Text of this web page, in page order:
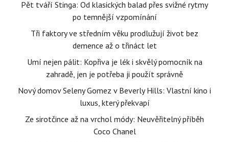
Pět tváří Stinga: Od klasických balad přes svižné rytmy
po temnější vzpomínání
Tři faktory ve středním věku prodlužují život bez
demence až o třináct let
Umí nejen pálit: Kopřiva je lék i skvělý pomocník na
zahradě, jen je potřeba ji použít správně
Nový domov Seleny Gomez v Beverly Hills: Vlastní kino i
luxus, který překvapí
Ze sirotčince až na vrchol módy: Neuvěřitelný příběh
Coco Chanel